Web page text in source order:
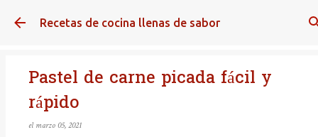
Ir al contenido principal
Recetas de cocina llenas de sabor
Pastel de carne picada fácil y
rápido
el marzo 05, 2021